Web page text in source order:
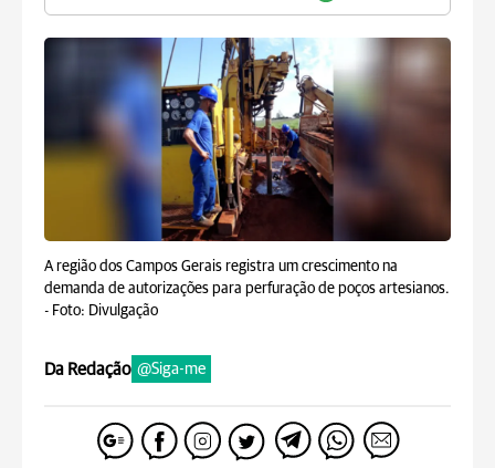
A região dos Campos Gerais registra um crescimento na
demanda de autorizações para perfuração de poços artesianos.
- Foto: Divulgação
Da Redação @Siga-me